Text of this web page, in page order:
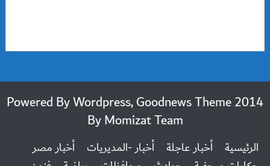
2014 Powered By Wordpress, Goodnews Theme
ByMomizat Team
الرئيسية أخبار عاجلة أخبار -المديريات
أخبار مصر